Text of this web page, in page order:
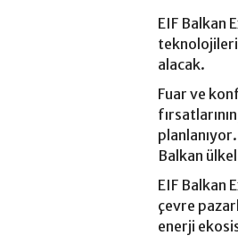
EIF Balkan
teknolojileri,
alacak.
Fuar ve
Balkan
EIF Balkan
çevre
enerji